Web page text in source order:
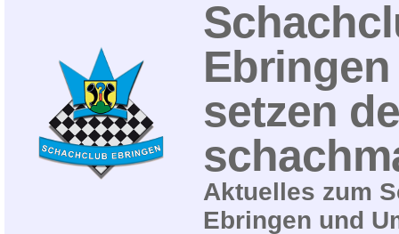
setzen
Aktuelles zum
Ebringen und